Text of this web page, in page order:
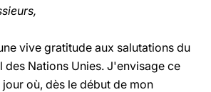
vive gratitude aux salutations du
des Nations Unies. J'envisage ce
où, dès le début de mon